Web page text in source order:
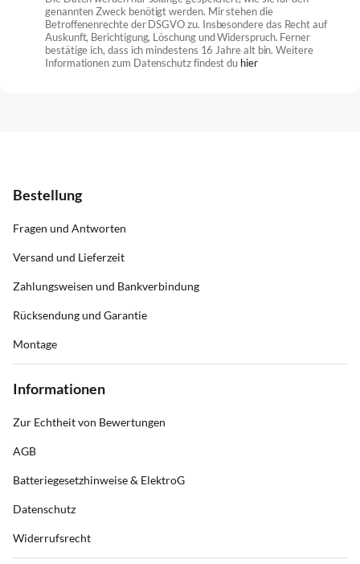
genannten Zweck benötigt werden. Mir stehen die
Betroffenenrechte der DSGVO zu. Insbesondere das Recht auf
Auskunft, Berichtigung, Löschung und Widerspruch. Ferner
bestätige ich, dass ich mindestens 16 Jahre alt bin. Weitere
Informationen zum Datenschutz findest du hier
Bestellung
Fragen und Antworten
Versand und Lieferzeit
Zahlungsweisen und Bankverbindung
Rücksendung und Garantie
Montage
Informationen
Zur Echtheit von Bewertungen
AGB
Batteriegesetzhinweise & ElektroG
Datenschutz
Widerrufsrecht